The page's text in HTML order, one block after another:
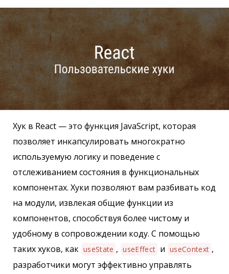
Хук в React — это функция JavaScript, которая
позволяет инкапсулировать многократно
используемую логику и поведение с
отслеживанием состояния в функциональных
компонентах. Хуки позволяют вам разбивать код
на модули, извлекая общие функции из
компонентов, способствуя более чистому и
удобному в сопровождении коду. С помощью
таких хуков, как useState , useEffect и useContext ,
разработчики могут эффективно управлять